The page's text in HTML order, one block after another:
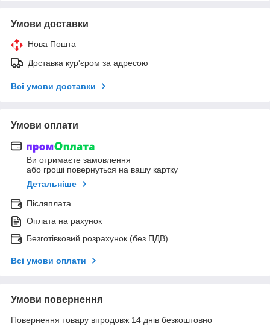
Умови доставки
Нова Пошта
Доставка кур'єром за адресою
Всі умови доставки
Умови оплати
Ви отримаєте замовлення
або гроші повернуться на вашу картку
Детальніше
Післяплата
Оплата на рахунок
Безготівковий розрахунок (без ПДВ)
Всі умови оплати
Умови повернення
Повернення товару впродовж 14 днів безкоштовно